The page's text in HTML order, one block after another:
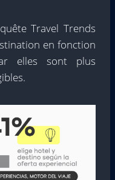
Travel Trends
en fonction
elles sont plus